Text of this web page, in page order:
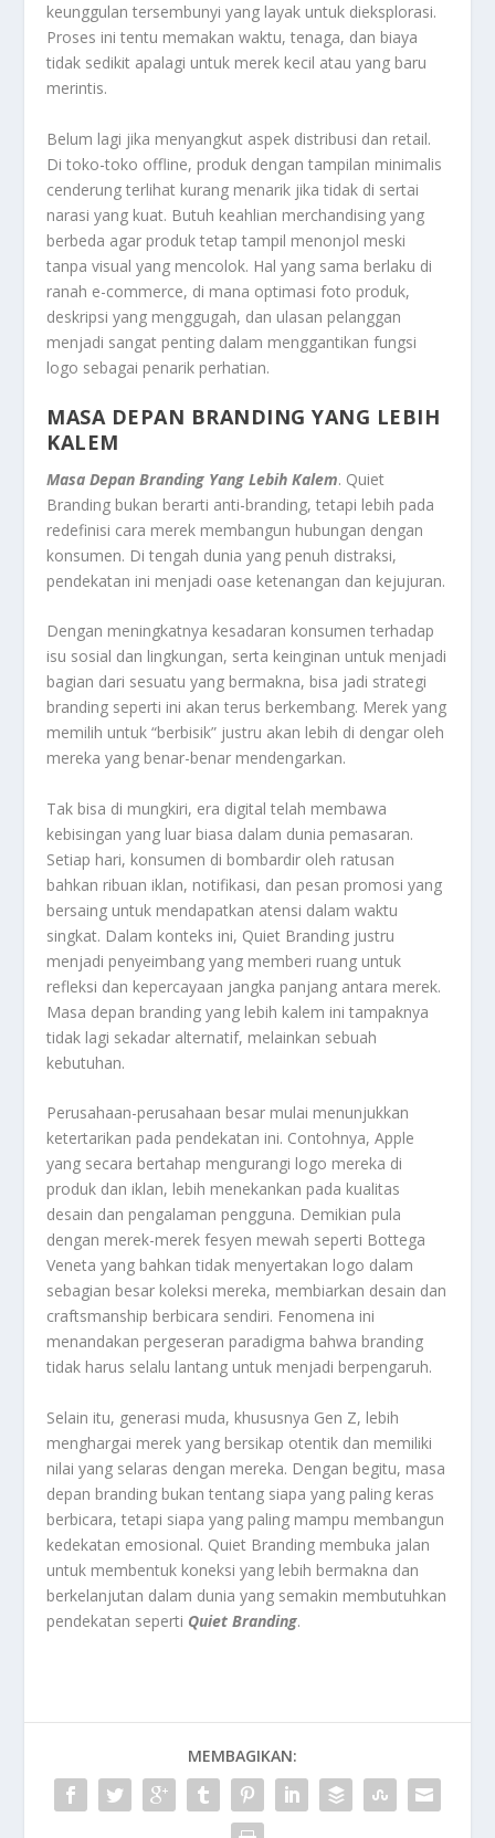
keunggulan tersembunyi yang layak untuk dieksplorasi.
Proses ini tentu memakan waktu, tenaga, dan biaya
tidak sedikit apalagi untuk merek kecil atau yang baru
merintis.
Belum lagi jika menyangkut aspek distribusi dan retail.
Di toko-toko offline, produk dengan tampilan minimalis
cenderung terlihat kurang menarik jika tidak di sertai
narasi yang kuat. Butuh keahlian merchandising yang
berbeda agar produk tetap tampil menonjol meski
tanpa visual yang mencolok. Hal yang sama berlaku di
ranah e-commerce, di mana optimasi foto produk,
deskripsi yang menggugah, dan ulasan pelanggan
menjadi sangat penting dalam menggantikan fungsi
logo sebagai penarik perhatian.
MASA DEPAN BRANDING YANG LEBIH
KALEM
Masa Depan Branding Yang Lebih Kalem. Quiet
Branding bukan berarti anti-branding, tetapi lebih pada
redefinisi cara merek membangun hubungan dengan
konsumen. Di tengah dunia yang penuh distraksi,
pendekatan ini menjadi oase ketenangan dan kejujuran.
Dengan meningkatnya kesadaran konsumen terhadap
isu sosial dan lingkungan, serta keinginan untuk menjadi
bagian dari sesuatu yang bermakna, bisa jadi strategi
branding seperti ini akan terus berkembang. Merek yang
memilih untuk “berbisik” justru akan lebih di dengar oleh
mereka yang benar-benar mendengarkan.
Tak bisa di mungkiri, era digital telah membawa
kebisingan yang luar biasa dalam dunia pemasaran.
Setiap hari, konsumen di bombardir oleh ratusan
bahkan ribuan iklan, notifikasi, dan pesan promosi yang
bersaing untuk mendapatkan atensi dalam waktu
singkat. Dalam konteks ini, Quiet Branding justru
menjadi penyeimbang yang memberi ruang untuk
refleksi dan kepercayaan jangka panjang antara merek.
Masa depan branding yang lebih kalem ini tampaknya
tidak lagi sekadar alternatif, melainkan sebuah
kebutuhan.
Perusahaan-perusahaan besar mulai menunjukkan
ketertarikan pada pendekatan ini. Contohnya, Apple
yang secara bertahap mengurangi logo mereka di
produk dan iklan, lebih menekankan pada kualitas
desain dan pengalaman pengguna. Demikian pula
dengan merek-merek fesyen mewah seperti Bottega
Veneta yang bahkan tidak menyertakan logo dalam
sebagian besar koleksi mereka, membiarkan desain dan
craftsmanship berbicara sendiri. Fenomena ini
menandakan pergeseran paradigma bahwa branding
tidak harus selalu lantang untuk menjadi berpengaruh.
Selain itu, generasi muda, khususnya Gen Z, lebih
menghargai merek yang bersikap otentik dan memiliki
nilai yang selaras dengan mereka. Dengan begitu, masa
depan branding bukan tentang siapa yang paling keras
berbicara, tetapi siapa yang paling mampu membangun
kedekatan emosional. Quiet Branding membuka jalan
untuk membentuk koneksi yang lebih bermakna dan
berkelanjutan dalam dunia yang semakin membutuhkan
pendekatan seperti Quiet Branding.
MEMBAGIKAN: